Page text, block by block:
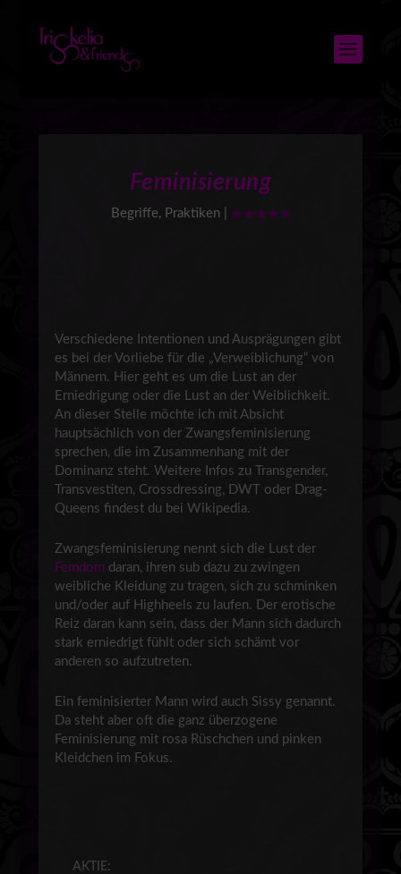
Feminisierung
Begriffe, Praktiken|
Verschiedene Intentionen und Ausprägungen gibt
es bei der Vorliebe für die „Verweiblichung“ von
Männern. Hier geht es um die Lust an der
Erniedrigung oder die Lust an der Weiblichkeit.
An dieser Stelle möchte ich mit Absicht
hauptsächlich von der Zwangsfeminisierung
sprechen, die im Zusammenhang mit der
Dominanz steht. Weitere Infos zu Transgender,
Transvestiten, Crossdressing, DWT oder Drag-
Queens findest du bei Wikipedia.
Zwangsfeminisierung nennt sich die Lust der
Femdom daran, ihren sub dazu zu zwingen
weibliche Kleidung zu tragen, sich zu schminken
und/oder auf Highheels zu laufen. Der erotische
Reiz daran kann sein, dass der Mann sich dadurch
stark erniedrigt fühlt oder sich schämt vor
anderen so aufzutreten.
Ein feminisierter Mann wird auch Sissy genannt.
Da steht aber oft die ganz überzogene
Feminisierung mit rosa Rüschchen und pinken
Kleidchen im Fokus.
AKTIE: